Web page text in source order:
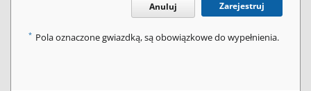
Anuluj Zarejestruj
* Pola oznaczone gwiazdką, są obowiązkowe do wypełnienia.